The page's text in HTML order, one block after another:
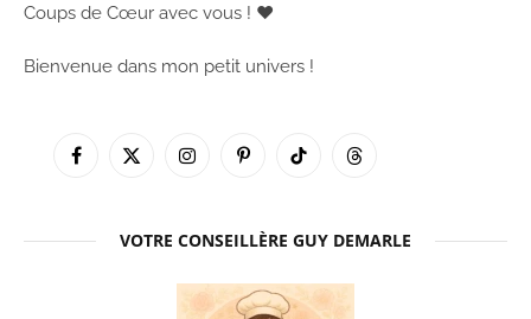
Coups de Cœur avec vous ! ♥
Bienvenue dans mon petit univers !
Facebook
X
InstagramPinterestTikTok Threads
VOTRE CONSEILLÈRE GUY DEMARLE